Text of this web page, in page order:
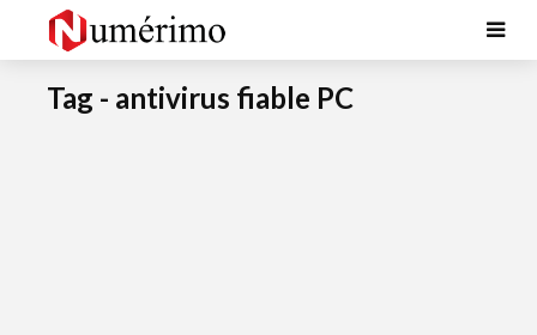
Tag - antivirus fiable PC